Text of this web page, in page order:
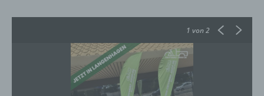
1 von 2